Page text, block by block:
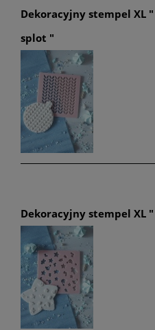
Dekoracyjny stempel XL
splot "
Dekoracyjny stempel XL